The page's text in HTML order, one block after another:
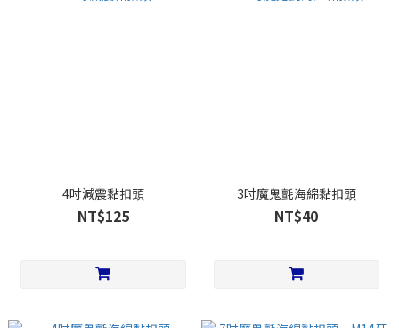
4吋減震黏扣頭
NT$125
3吋魔鬼氈海綿黏扣頭
NT$40